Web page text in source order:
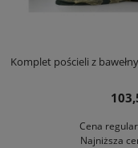
Komplet pościeli z
Cena
Najniższa